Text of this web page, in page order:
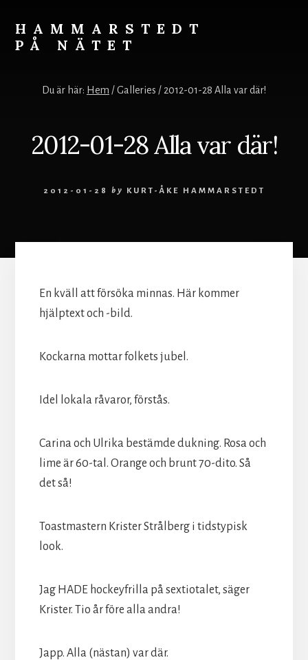
content
HAMMARSTEDT
PÅ NÄTET
hetta.
Du är här: Hem /Galleries / 2012-01-28 Alla var där!
2012-01-28 Alla var där!
2012-01-28 by KURT-ÅKE HAMMARSTEDT
En kväll att försöka minnas. Här kommer
hjälptext och -bild.
Kockarna mottar folkets jubel.
Idel lokala råvaror, förstås.
Carina och Ulrika bestämde dukning. Rosa och
lime är 60-tal. Orange och brunt 70-dito. Så
det så!
Toastmastern Krister Strålberg i tidstypisk
look.
Jag HADE hockeyfrilla på sextiotalet, säger
Krister. Tio år före alla andra!
Japp. Alla (nästan) var där.